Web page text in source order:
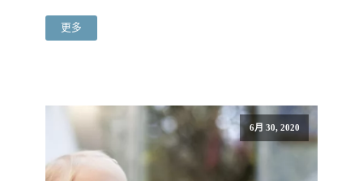
更多
6月 30, 2020